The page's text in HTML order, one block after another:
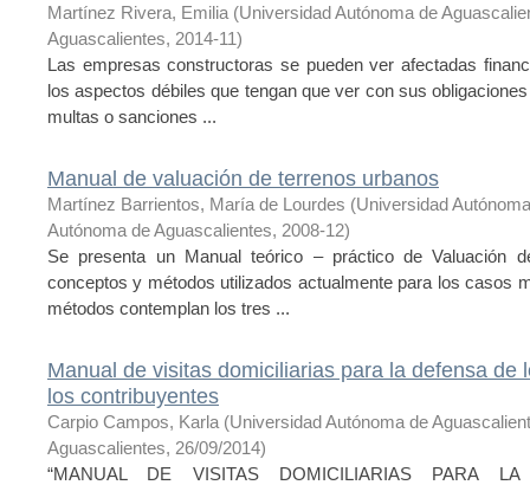
Martínez Rivera, Emilia (Universidad Autónoma de
Aguascalientes, 2014-11)
Las empresas constructoras se pueden ver afectadas
los aspectos débiles que tengan que ver con sus
multas o sanciones ...
Manual de valuación de terrenos urbanos
Martínez Barrientos, María de Lourdes (Universidad
Autónoma de Aguascalientes, 2008-12)
Se presenta un Manual teórico – práctico de Valuación
conceptos y métodos utilizados actualmente para los casos
métodos contemplan los tres ...
Manual de visitas domiciliarias para la defensa de
los contribuyentes
Carpio Campos, Karla (Universidad Autónoma de
Aguascalientes, 26/09/2014)
“MANUAL DE VISITAS DOMICILIARIAS PARA